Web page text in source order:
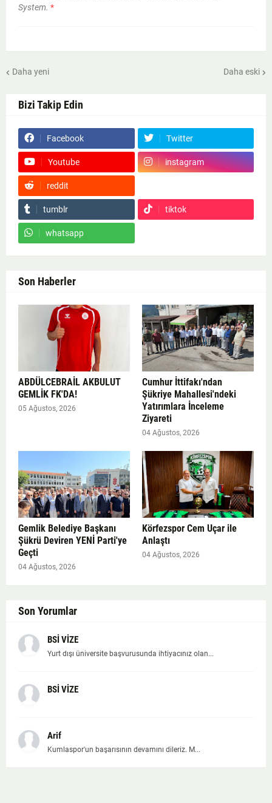
System. *
Daha yeni Daha eski
Bizi Takip Edin
Facebook Twitter
Youtube instagram
reddit
tumblr tiktok
whatsapp
Son Haberler
ABDÜLCEBRAİL AKBULUT
GEMLİK FK'DA!
05 Ağustos, 2026
Cumhur İttifakı'ndan
Şükriye Mahallesi'ndeki
Yatırımlara İnceleme
Ziyareti
04 Ağustos, 2026
Gemlik Belediye Başkanı
Şükrü Deviren YENİ Parti'ye
Geçti
04 Ağustos, 2026
Körfezspor Cem Uçar ile
Anlaştı
04 Ağustos, 2026
Son Yorumlar
BSİ VİZE
Yurt dışı üniversite başvurusunda ihtiyacınız olan...
BSİ VİZE
Arif
Kumlaspor'un başarısının devamını dileriz. M...